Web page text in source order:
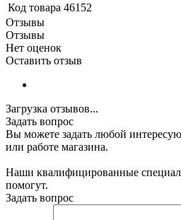
Код товара 46152
Отзывы
Отзывы
Нет оценок
Оставить отзыв
Загрузка отзывов...
Задать вопрос
Вы можете задать любой
или работе магазина.
Наши квалифицированные
помогут.
Задать вопрос